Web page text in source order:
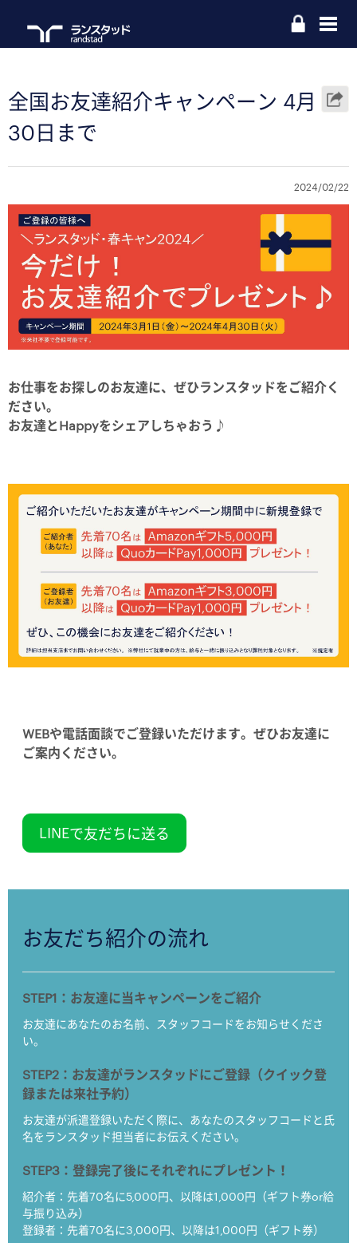
全国お友達紹介キャンペーン 4月
30日まで
2024/02/22
お仕事をお探しのお友達に、ぜひランスタッドをご紹介く
ださい。
お友達とHappyをシェアしちゃおう♪
WEBや電話面談でご登録いただけます。ぜひお友達に
ご案内ください。
LINEで友だちに送る
お友だち紹介の流れ
STEP1 ：お友達に当キャンペーンをご紹介
お友達にあなたのお名前、スタッフコードをお知らせくださ
い。
STEP2 ：お友達がランスタッドにご登録（クイック登
録または来社予約）
お友達が派遣登録いただく際に、あなたのスタッフコードと氏
名をランスタッド担当者にお伝えください。
STEP3 ：登録完了後にそれぞれにプレゼント！
紹介者：先着70名に5,000円、以降は1,000円（ギフト券or給
与振り込み）
登録者：先着70名に3,000円、以降は1,000円（ギフト券）